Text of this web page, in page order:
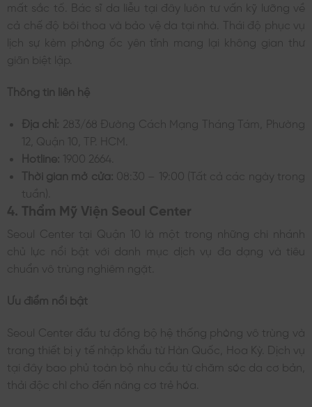
mất sắc tố. Bác sĩ da liễu tại đây luôn tư vấn kỹ lưỡng về
cả chế độ bôi thoa và bảo vệ da tại nhà. Thái độ phục vụ
lịch sự kèm phòng ốc yên tĩnh mang lại không gian thư
giãn biệt lập.
Thông tin liên hệ
Địa chỉ: 283/68 Đường Cách Mạng Tháng Tám, Phường
12, Quận 10, TP. HCM.
Hotline: 1900 2664.
Thời gian mở cửa: 08:30 – 19:00 (Tất cả các ngày trong
tuần).
4. Thẩm Mỹ Viện Seoul Center
Seoul Center tại Quận 10 là một trong những chi nhánh
chủ lực nổi bật với danh mục dịch vụ đa dạng và tiêu
chuẩn vô trùng nghiêm ngặt.
Ưu điểm nổi bật
Seoul Center đầu tư đồng bộ hệ thống phòng vô trùng và
trang thiết bị y tế nhập khẩu từ Hàn Quốc, Hoa Kỳ. Dịch vụ
tại đây bao phủ toàn bộ nhu cầu từ chăm sóc da cơ bản,
thải độc chì cho đến nâng cơ trẻ hóa.